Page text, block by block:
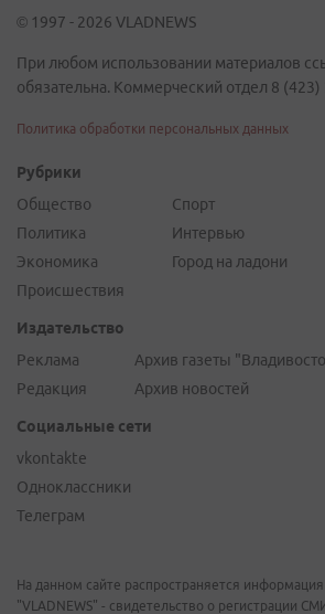
© 1997 - 2026 VLADNEWS
При любом использовании материалов
обязательна. Коммерческий отдел 8 (423)
Политика обработки персональных данных
Рубрики
Общество
Политика
Экономика
Происшествия
Спорт
Интервью
Город на ладони
Издательство
Реклама
Редакция
Архив газеты
Архив новостей
Социальные сети
vkontakte
Одноклассники
Телеграм
На данном сайте распространяется
"VLADNEWS" - свидетельство о регистрации